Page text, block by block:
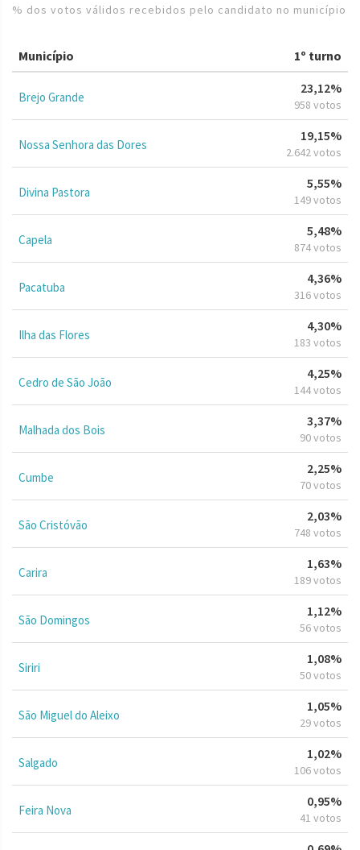
% dos votos válidos recebidos pelo candidato no município
Município 1º turno
Brejo Grande
23,12%
958 votos
Nossa Senhora das Dores
19,15%
2.642 votos
Divina Pastora
5,55%
149 votos
Capela
5,48%
874 votos
Pacatuba
4,36%
316 votos
Ilha das Flores
4,30%
183 votos
Cedro de São João
4,25%
144 votos
Malhada dos Bois
3,37%
90 votos
Cumbe
2,25%
70 votos
São Cristóvão
2,03%
748 votos
Carira
1,63%
189 votos
São Domingos
1,12%
56 votos
Siriri
1,08%
50 votos
São Miguel do Aleixo
1,05%
29 votos
Salgado
1,02%
106 votos
Feira Nova
0,95%
41 votos